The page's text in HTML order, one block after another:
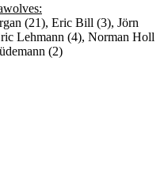
(21), Eric Bill (3), Jörn
Lehmann (4), Norman Holl
(2)